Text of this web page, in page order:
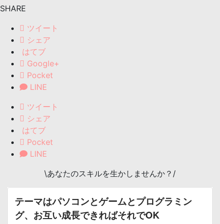
SHARE
ツイート
シェア
はてブ
Google+
Pocket
LINE
ツイート
シェア
はてブ
Pocket
LINE
\あなたのスキルを生かしませんか？/